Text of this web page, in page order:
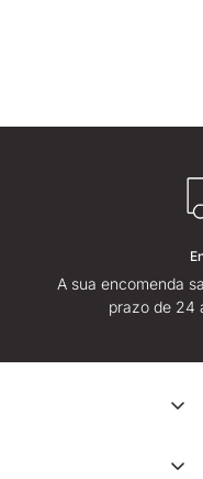
A sua encomenda
prazo de 24